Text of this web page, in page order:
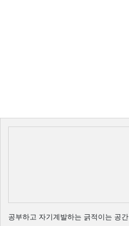
공부하고 자기계발하는 긁적이는 공간